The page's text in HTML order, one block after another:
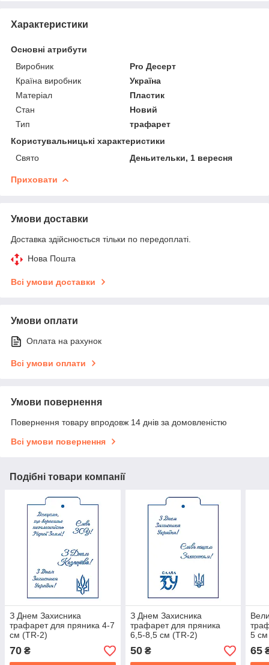
Характеристики
Основні атрибути
Виробник
Pro Десерт
Країна виробник
Україна
Матеріал
Пластик
Стан
Новий
Тип
трафарет
Користувальницькі характеристики
Свято
Деньительки, 1 вересня
Приховати
Умови доставки
Доставка здійснюється тільки по передоплаті.
Нова Пошта
Всі умови доставки
Умови оплати
Оплата на рахунок
Всі умови оплати
Умови повернення
Повернення товару впродовж 14 днів за домовленістю
Всі умови повернення
Подібні товари компанії
З Днем Захисника
трафарет для пряника 4-7
см (TR-2)
70 ₴
З Днем Захисника
трафарет для пряника
6,5-8,5 см (TR-2)
50₴
5
65